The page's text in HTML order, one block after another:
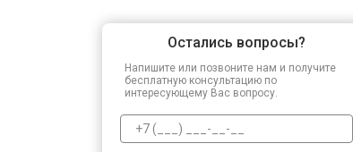
Остались вопросы?
Напишите или позвоните нам и получите
бесплатную консультацию по
интересующему Вас вопросу.